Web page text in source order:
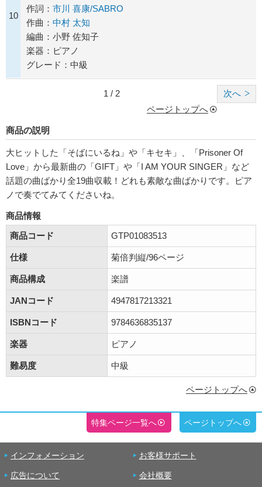
10
作詞： 市川 喜康/SABRO
作曲： 中村 太知
編曲：小野 佐知子
楽器：ピアノ
グレード：中級
次へ
1 / 2
ページトップへ
商品の説明
大ヒットした「そばにいるね」や「キセキ」、「Prisoner Of
Love」から最新曲の「GIFT」や「I AM YOUR SINGER」など
話題の曲ばかり全19曲収載！どれも素敵な曲ばかりです。ピア
ノで奏でてみてくださいね。
商品情報
商品コード
GTP01083513
仕様 菊倍判縦/96ページ
商品構成 楽譜
JANコード 4947817213321
ISBNコード 9784636835137
楽器 ピアノ
難易度 中級
ページトップへ
特集ページ一覧へ ページトップへ
インフォメーション お客様サポート
広告について 会社概要